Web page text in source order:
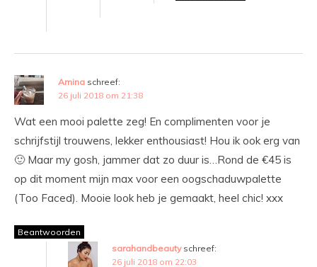
Amina schreef:
26 juli 2018 om 21:38
Wat een mooi palette zeg! En complimenten voor je
schrijfstijl trouwens, lekker enthousiast! Hou ik ook erg van
🙂 Maar my gosh, jammer dat zo duur is…Rond de €45 is
op dit moment mijn max voor een oogschaduwpalette
(Too Faced). Mooie look heb je gemaakt, heel chic! xxx
Beantwoorden
sarahandbeauty schreef:
26 juli 2018 om 22:03